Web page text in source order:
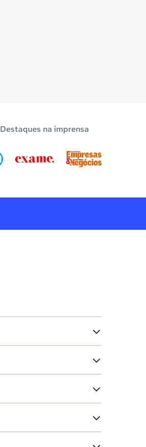
Destaques na imprensa